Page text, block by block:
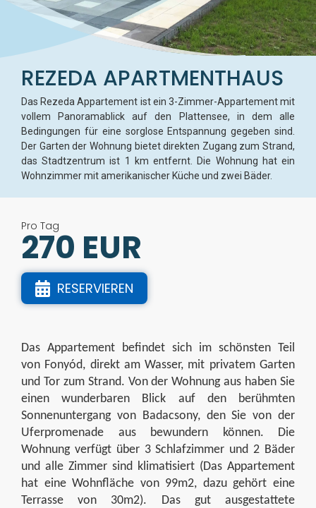
REZEDA APARTMENTHAUS
Das Rezeda Appartement ist ein 3-Zimmer-Appartement mit
vollem Panoramablick auf den Plattensee, in dem alle
Bedingungen für eine sorglose Entspannung gegeben sind.
Der Garten der Wohnung bietet direkten Zugang zum Strand,
das Stadtzentrum ist 1 km entfernt. Die Wohnung hat ein
Wohnzimmer mit amerikanischer Küche und zwei Bäder.
Pro Tag
270 EUR
RESERVIEREN
Das Appartement befindet sich im schönsten Teil
von Fonyód, direkt am Wasser, mit privatem Garten
und Tor zum Strand. Von der Wohnung aus haben Sie
einen wunderbaren Blick auf den berühmten
Sonnenuntergang von Badacsony, den Sie von der
Uferpromenade aus bewundern können. Die
Wohnung verfügt über 3 Schlafzimmer und 2 Bäder
und alle Zimmer sind klimatisiert (Das Appartement
hat eine Wohnfläche von 99m2, dazu gehört eine
Terrasse von 30m2). Das gut ausgestattete